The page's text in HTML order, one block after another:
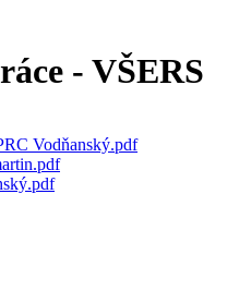
- VŠERS
Vodňanský.pdf